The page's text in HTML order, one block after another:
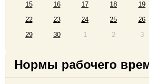
15
16 17 18 19
22
23 24 25 26
29
30 1 2 3
Нормы рабочего